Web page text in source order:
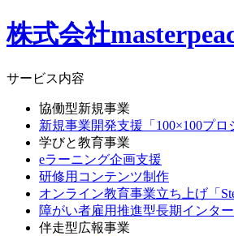
株式会社
サービス内容
協働型新規事業
新規事業開発支援「100×100プロ
学びと教育事業
eラーニング企画支援
研修用コンテンツ制作
オンライン教育事業立ち上げ「
障がい者雇用推進型長期インタ
伴走型広報事業